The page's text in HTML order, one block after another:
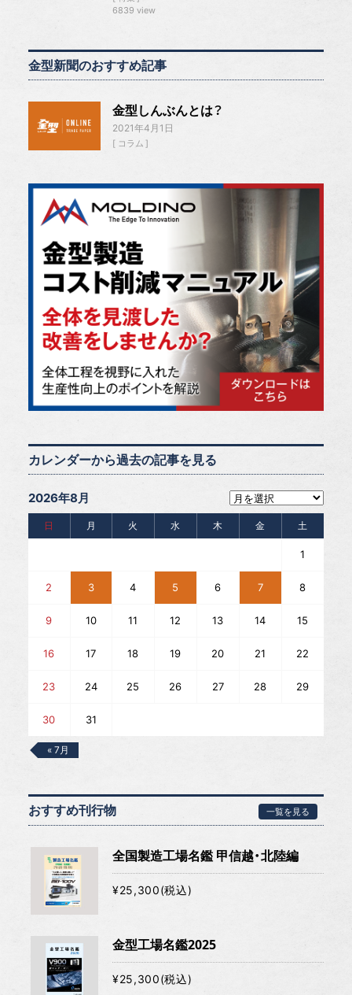
6839 view
金型新聞のおすすめ記事
金型しんぶんとは？
2021年4月1日
コラム
カレンダーから過去の記事を見る
2026年8月
日 月 火 水 木 金 土
1
2 3 4 5 6 7 8
9 10 11 12 13 14 15
16 17 18 19 20 21 22
23 24 25 26 27 28 29
30 31
« 7月
おすすめ刊行物 一覧を見る
全国製造工場名鑑 甲信越・北陸編
¥25,300(税込)
金型工場名鑑2025
¥25,300(税込)